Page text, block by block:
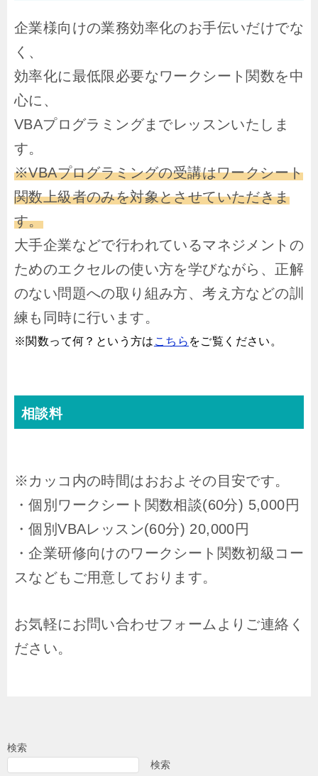
企業様向けの業務効率化のお手伝いだけでな
く、
効率化に最低限必要なワークシート関数を中
心に、
VBAプログラミングまでレッスンいたしま
す。
※VBAプログラミングの受講はワークシート
関数上級者のみを対象とさせていただきま
す。
大手企業などで行われているマネジメントの
ためのエクセルの使い方を学びながら、正解
のない問題への取り組み方、考え方などの訓
練も同時に行います。
※関数って何？という方は こちら をご覧ください。
相談料
※カッコ内の時間はおおよその目安です。
・個別ワークシート関数相談(60分) 5,000円
・個別VBAレッスン(60分) 20,000円
・企業研修向けのワークシート関数初級コー
スなどもご用意しております。
お気軽にお問い合わせフォームよりご連絡く
ださい。
検索
検索